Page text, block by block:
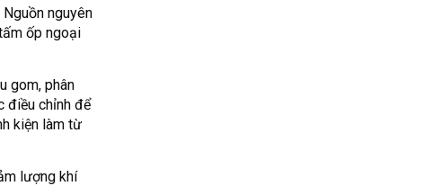
nguyên
ốp ngoại
gom, phân
điều chỉnh để
kiện làm từ
lượng khí